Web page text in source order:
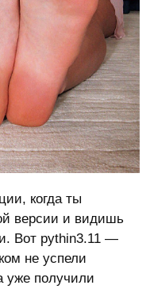
когда ты
версии и видишь
Вот pythin3.11 —
не успели
уже получили